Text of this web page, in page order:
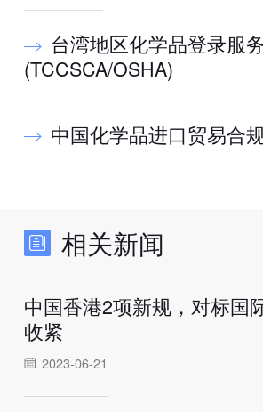
台湾地区化学品登录服
(TCCSCA/OSHA)
中国化学品进口贸易合
相关新闻
中国香港2项新规，对标国
收紧
2023-06-21